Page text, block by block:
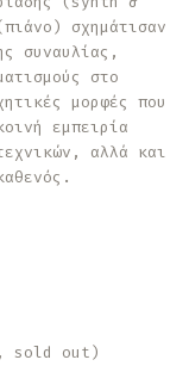
σχημάτισαν
συναυλίας,
στο
μορφές που
εμπειρία
αλλά και
sold out)